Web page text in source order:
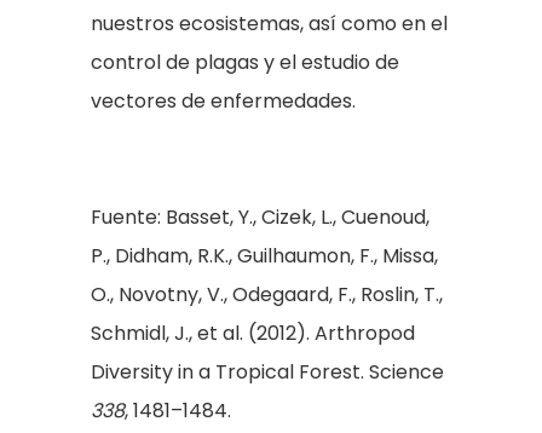
nuestros ecosistemas, así como en el
control de plagas y el estudio de
vectores de enfermedades.
Fuente: Basset, Y., Cizek, L., Cuenoud,
P., Didham, R.K., Guilhaumon, F., Missa,
O., Novotny, V., Odegaard, F., Roslin, T.,
Schmidl, J., et al. (2012). Arthropod
Diversity in a Tropical Forest. Science
338, 1481–1484.